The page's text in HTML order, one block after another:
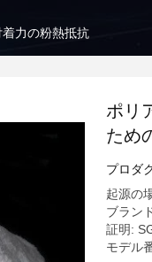
力の粉熱抵抗
ポリ
ため
プロダ
起源の
ブラン
証明:
モデル